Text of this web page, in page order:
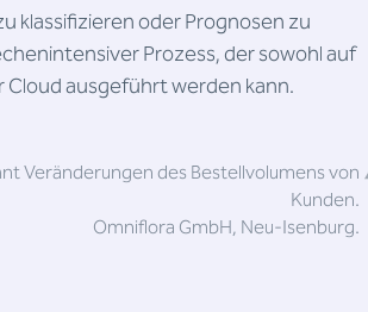
klassifizieren oder Prognosen zu
Prozess, der sowohl auf
Cloud ausgeführt werden kann.
Veränderungen des Bestellvolumens von
Kunden.
Omniflora GmbH, Neu-Isenburg.